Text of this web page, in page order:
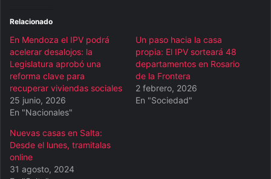
Relacionado
En Mendoza el IPV podrá
acelerar desalojos: la
Legislatura aprobó una
reforma clave para
recuperar viviendas sociales
25 junio, 2026
En "Nacionales"
Un paso hacia la casa
propia: El IPV sorteará 48
departamentos en Rosario
de la Frontera
2 febrero, 2026
En "Sociedad"
Nuevas casas en Salta:
Desde el lunes, tramitalas
online
31 agosto, 2024